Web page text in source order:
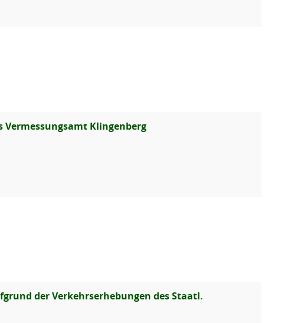
Klingenberg
der Verkehrserhebungen des Staatl.